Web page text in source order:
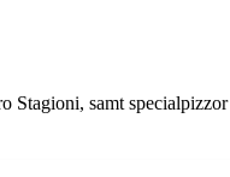
samt